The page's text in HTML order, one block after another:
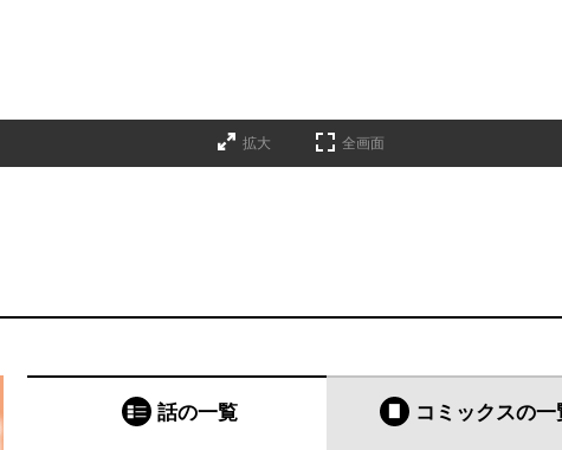
拡大 全画面
話の一覧 コミックスの一